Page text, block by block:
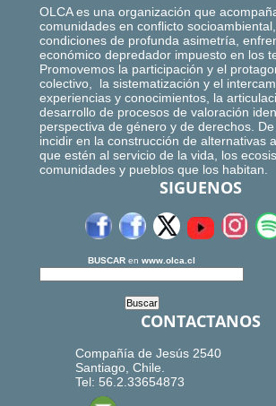
OLCA es una organización que
comunidades en conflicto
condiciones de profunda asimetría,
económico depredador impuesto en los
Promovemos la participación y el
colectivo, la sistematización y el
experiencias y conocimientos, la
desarrollo de procesos de valoración
perspectiva de género y de derechos.
incidir en la construcción de alternativas
que estén al servicio de la vida, los
comunidades y pueblos que los habitan.
SIGUENOS
BUSCAR en www.olca.cl
CONTACTANOS
Compañía de Jesús 2540
Santiago, Chile.
Tel: 56.2.33654873